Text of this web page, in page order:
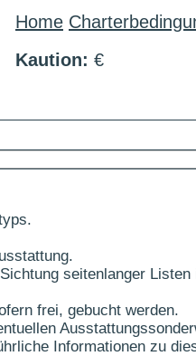
Home
Kaution: €
seitenlanger
frei, gebucht werden.
Informationen zu